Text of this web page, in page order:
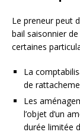
Le preneur peut
bail saisonnier
certaines
La
de
Les
l’objet d’un
durée limitée